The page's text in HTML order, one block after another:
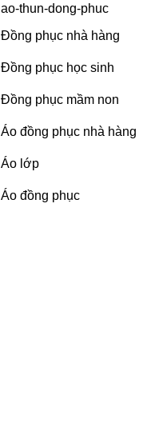
ao-thun-dong-phuc
Đồng phục nhà hàng
Đồng phục học sinh
Đồng phục mầm non
Áo đồng phục nhà hàng
Áo lớp
Áo đồng phục